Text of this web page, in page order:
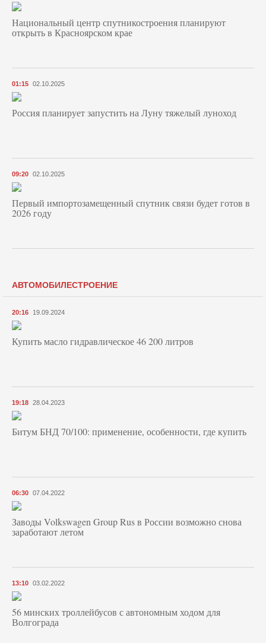
Национальный центр спутникостроения планируют
открыть в Красноярском крае
01:15 02.10.2025
Россия планирует запустить на Луну тяжелый луноход
09:20 02.10.2025
Первый импортозамещенный спутник связи будет готов в
2026 году
АВТОМОБИЛЕСТРОЕНИЕ
20:16 19.09.2024
Купить масло гидравлическое 46 200 литров
19:18 28.04.2023
Битум БНД 70/100: применение, особенности, где купить
06:30 07.04.2022
Заводы Volkswagen Group Rus в России возможно снова
заработают летом
13:10 03.02.2022
56 минских троллейбусов с автономным ходом для
Волгограда